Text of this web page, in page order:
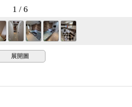
1 / 6
展開圖